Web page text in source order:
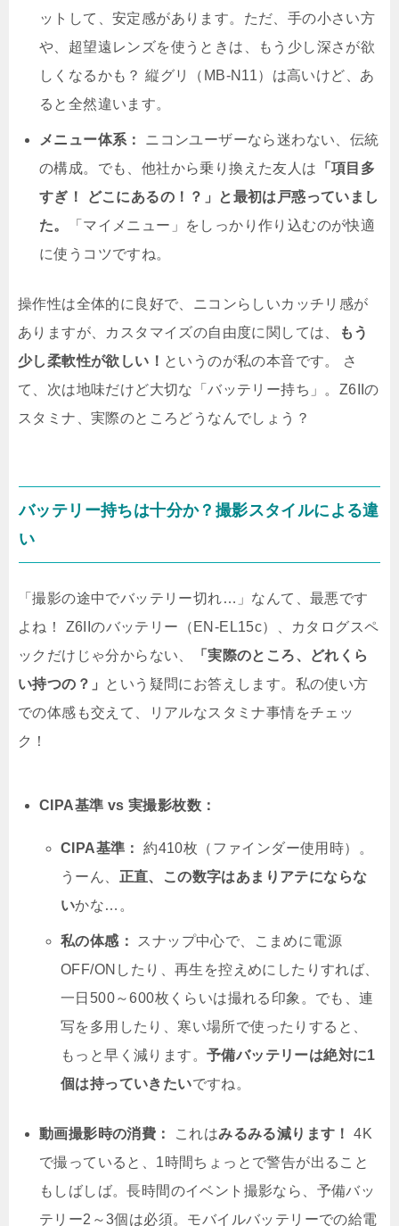
ットして、安定感があります。ただ、手の小さい方
や、超望遠レンズを使うときは、もう少し深さが欲
しくなるかも？ 縦グリ（MB-N11）は高いけど、あ
ると全然違います。
メニュー体系：
ニコンユーザーなら迷わない、伝統
の構成。でも、他社から乗り換えた友人は 「項目多
すぎ！ どこにあるの！？」と最初は戸惑っていまし
た。
「マイメニュー」をしっかり作り込むのが快適
に使うコツですね。
操作性は全体的に良好で、ニコンらしいカッチリ感が
ありますが、カスタマイズの自由度に関しては、
もう
少し柔軟性が欲しい！ というのが私の本音です。 さ
て、次は地味だけど大切な「バッテリー持ち」。Z6IIの
スタミナ、実際のところどうなんでしょう？
バッテリー持ちは十分か？撮影スタイルによる違
い
「撮影の途中でバッテリー切れ…」なんて、最悪です
よね！ Z6IIのバッテリー（EN-EL15c）、カタログスペ
ックだけじゃ分からない、
「実際のところ、どれくら
い持つの？」 という疑問にお答えします。私の使い方
での体感も交えて、リアルなスタミナ事情をチェッ
ク！
CIPA基準 vs 実撮影枚数：
CIPA基準：
約410枚（ファインダー使用時）。
うーん、 正直、この数字はあまりアテにならな
いかな…。
私の体感：
スナップ中心で、こまめに電源
OFF/ONしたり、再生を控えめにしたりすれば、
一日500～600枚くらいは撮れる印象。でも、連
写を多用したり、寒い場所で使ったりすると、
もっと早く減ります。 予備バッテリーは絶対に1
個は持っていきたいですね。
動画撮影時の消費： これはみるみる減ります！
4K
で撮っていると、1時間ちょっとで警告が出ること
もしばしば。長時間のイベント撮影なら、予備バッ
テリー2～3個は必須。モバイルバッテリーでの給電